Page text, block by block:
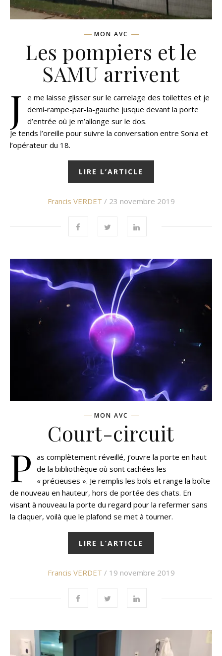
MON AVC
Les pompiers et le
SAMU arrivent
J
e me laisse glisser sur le carrelage des toilettes et je
demi-rampe-par-la-gauche jusque devant la porte
d’entrée où je m’allonge sur le dos.
Je tends l’oreille pour suivre la conversation entre Sonia et
l’opérateur du 18.
LIRE L’ARTICLE
Francis VERDET / 23 novembre 2019
MON AVC
Court-circuit
P as complètement réveillé, j’ouvre la porte en haut
de la bibliothèque où sont cachées les
« précieuses ». Je remplis les bols et range la boîte
de nouveau en hauteur, hors de portée des chats. En
visant à nouveau la porte du regard pour la refermer sans
la claquer, voilà que le plafond se met à tourner.
LIRE L’ARTICLE
Francis VERDET / 19 novembre 2019